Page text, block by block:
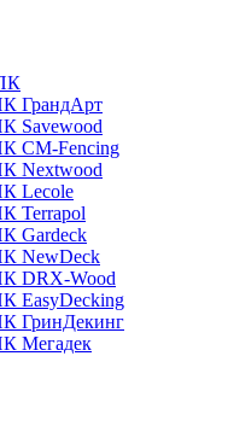
ГрандАрт
Savewood
CM-Fencing
Nextwood
Lecole
Terrapol
Gardeck
NewDeck
DRX-Wood
EasyDecking
ГринДекинг
Мегадек